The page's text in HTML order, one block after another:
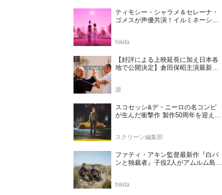
ティモシー・シャラメ＆セレーナ・
ゴメスが声優共演！イルミネーショ
定
hikita
【好評による上映延長に加え日本各
地で公開決定】倉田保昭主演最新作
源
スコセッシ&デ・ニーロの名コンビ
が生んだ衝撃作 製作50周年を迎える
スクリーン編集部
ファティ・アキン監督最新作『白パ
ンと独裁者』子役2人がアムルム島の
hikita